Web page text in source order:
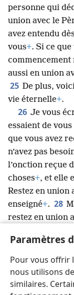
Paramètres
Pour vous offrir
nous utilisons
similaires.
personne qui
union avec le
avez entendu
vous+. Si ce
commencement
aussi en union
25 De plus,
vie éternelle+.
26 Je vous
essaient de
que vous avez
n’avez pas
l’onction reçue
choses+, et elle
Restez en union
enseigné+. 28
restez en union
que nous
de honte, lors
est juste, vous
pratique la